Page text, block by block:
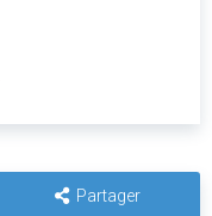
Partager